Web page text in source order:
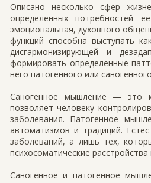
Описано несколько сфер
определенных потребностей
эмоциональная, духовного
функций способна выступать
дисгармонизирующей и
формировать определенные
него патогенного или
Саногенное мышление — это
позволяет человеку
заболевания. Патогенное
автоматизмов и традиций.
заболеваний, а лишь тех,
психосоматические
Саногенное и патогенное